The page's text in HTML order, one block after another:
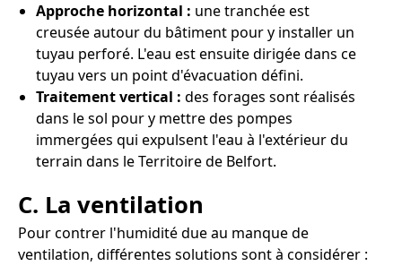
Approche horizontal : une tranchée est
creusée autour du bâtiment pour y installer un
tuyau perforé. L'eau est ensuite dirigée dans ce
tuyau vers un point d'évacuation défini.
Traitement vertical : des forages sont réalisés
dans le sol pour y mettre des pompes
immergées qui expulsent l'eau à l'extérieur du
terrain dans le Territoire de Belfort.
C. La ventilation
Pour contrer l'humidité due au manque de
ventilation, différentes solutions sont à considérer :